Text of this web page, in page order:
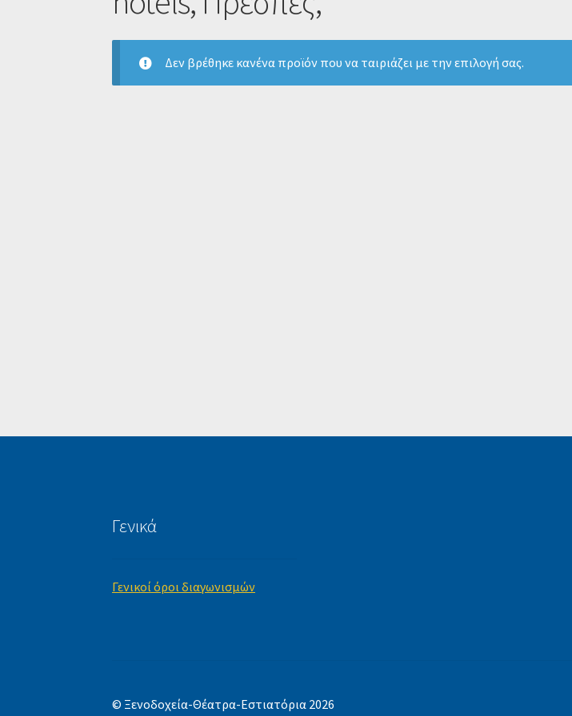
Δεν βρέθηκε κανένα προϊόν που να ταιριάζει με την επιλογή σας.
Γενικά
Γενικοί όροι διαγωνισμών
© Ξενοδοχεία-Θέατρα-Εστιατόρια 2026